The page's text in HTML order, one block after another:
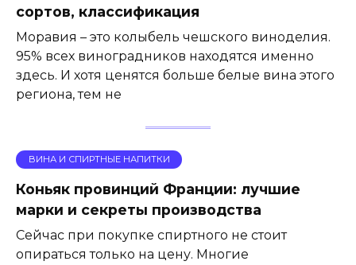
сортов, классификация
Моравия – это колыбель чешского виноделия.
95% всех виноградников находятся именно
здесь. И хотя ценятся больше белые вина этого
региона, тем не
ВИНА И СПИРТНЫЕ НАПИТКИ
Коньяк провинций Франции: лучшие
марки и секреты производства
Сейчас при покупке спиртного не стоит
опираться только на цену. Многие